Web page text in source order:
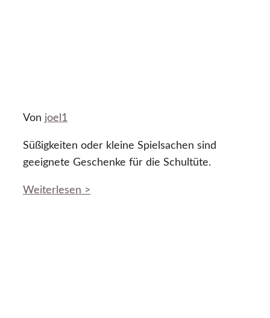
Von joel1
Süßigkeiten oder kleine Spielsachen sind
geeignete Geschenke für die Schultüte.
Weiterlesen >